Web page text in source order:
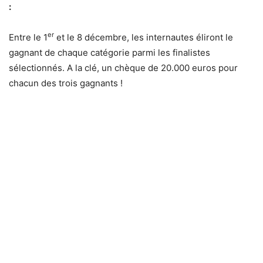
:
Entre le 1er et le 8 décembre, les internautes éliront le
gagnant de chaque catégorie parmi les finalistes
sélectionnés. A la clé, un chèque de 20.000 euros pour
chacun des trois gagnants !